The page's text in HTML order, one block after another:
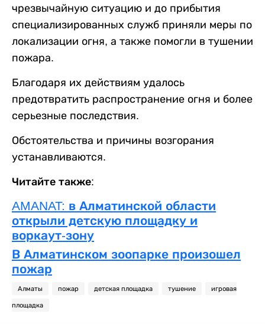
чрезвычайную ситуацию и до прибытия
специализированных служб приняли меры по
локализации огня, а также помогли в тушении
пожара.
Благодаря их действиям удалось
предотвратить распространение огня и более
серьезные последствия.
Обстоятельства и причины возгорания
устанавливаются.
Читайте также:
AMANAT: в Алматинской области
открыли детскую площадку и
воркаут-зону
В Алматинском зоопарке произошел
пожар
Алматы пожар детская площадка тушение игровая
площадка